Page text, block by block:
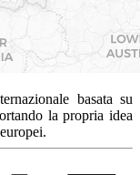
basata su
la propria idea